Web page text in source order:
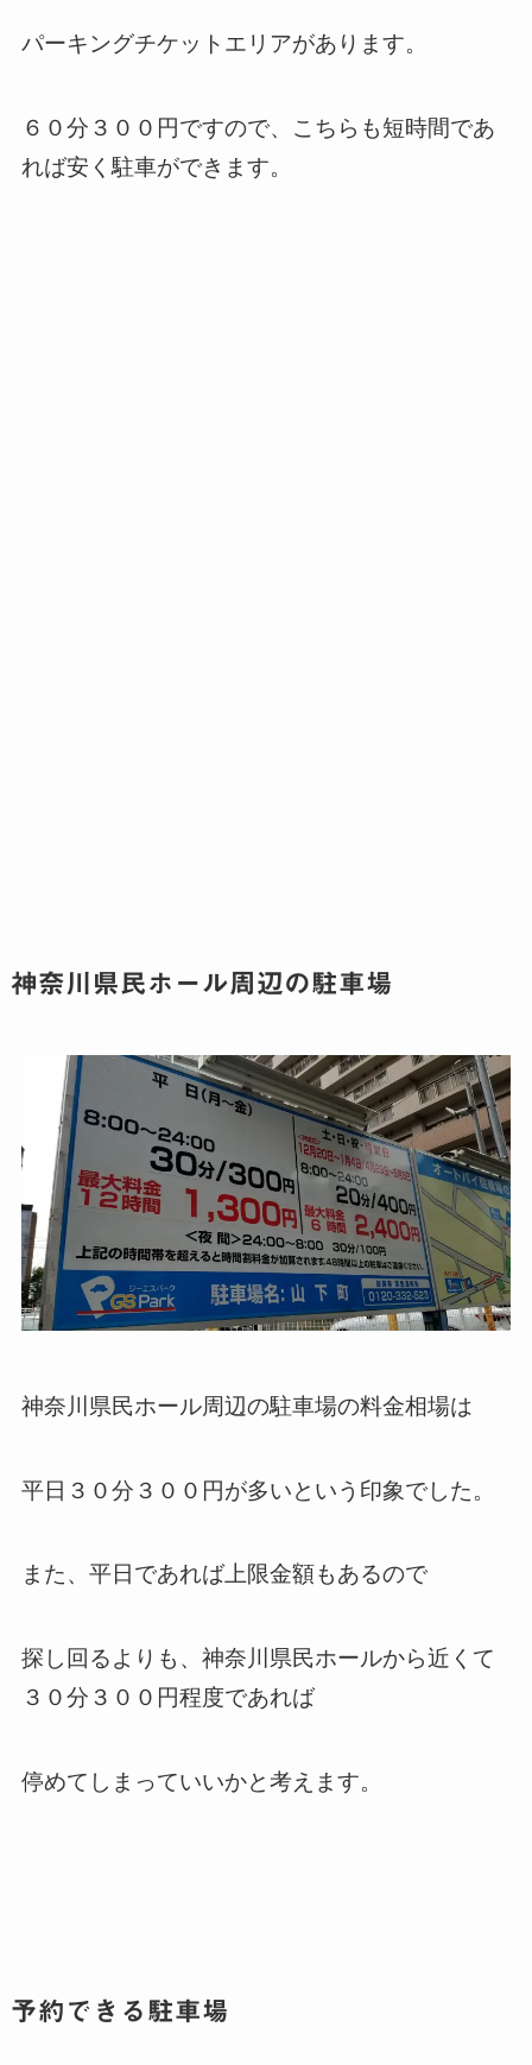
パーキングチケットエリアがあります。
６０分３００円ですので、こちらも短時間であ
れば安く駐車ができます。
神奈川県民ホール周辺の駐車場
神奈川県民ホール周辺の駐車場の料金相場は
平日３０分３００円が多いという印象でした。
また、平日であれば上限金額もあるので
探し回るよりも、神奈川県民ホールから近くて
３０分３００円程度であれば
停めてしまっていいかと考えます。
予約できる駐車場